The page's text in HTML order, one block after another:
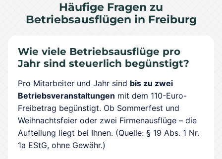
Häufige Fragen zu
Betriebsausflügen in Freiburg
Wie viele Betriebsausflüge pro
Jahr sind steuerlich begünstigt?
Pro Mitarbeiter und Jahr sind bis zu zwei
Betriebsveranstaltungen mit dem 110-Euro-
Freibetrag begünstigt. Ob Sommerfest und
Weihnachtsfeier oder zwei Firmenausflüge – die
Aufteilung liegt bei Ihnen. (Quelle: § 19 Abs. 1 Nr.
1a EStG, ohne Gewähr.)